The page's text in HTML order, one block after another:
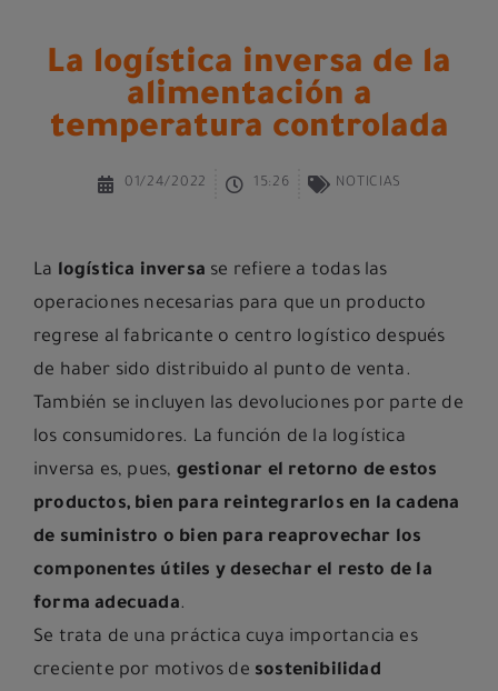
La logística inversa de la
alimentación a
temperatura controlada
01/24/2022 15:26 NOTICIAS
La logística inversa se refiere a todas las
operaciones necesarias para que un producto
regrese al fabricante o centro logístico después
de haber sido distribuido al punto de venta.
También se incluyen las devoluciones por parte de
los consumidores. La función de la logística
inversa es, pues, gestionar el retorno de estos
productos, bien para reintegrarlos en la cadena
de suministro o bien para reaprovechar los
componentes útiles y desechar el resto de la
forma adecuada.
Se trata de una práctica cuya importancia es
creciente por motivos de sostenibilidad